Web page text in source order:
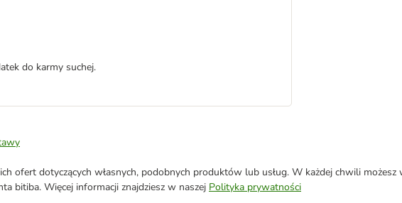
do karmy suchej.
ofert dotyczących własnych, podobnych produktów lub usług. W każdej chwili możesz
bitiba. Więcej informacji znajdziesz w naszej Polityka prywatności